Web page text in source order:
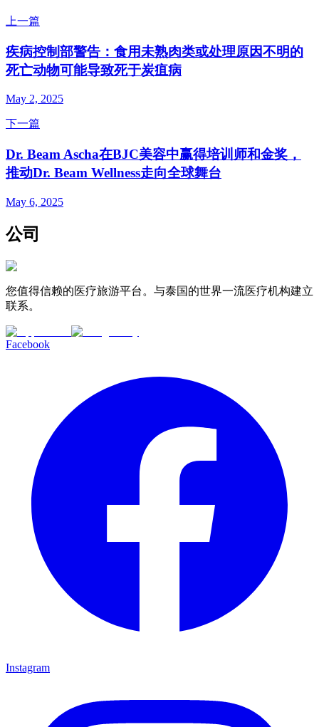
上一篇
疾病控制部警告：食用未熟肉类或处理原因不明的
死亡动物可能导致死于炭疽病
May 2, 2025
下一篇
Dr. Beam Ascha在BJC美容中赢得培训师和金奖，
推动Dr. Beam Wellness走向全球舞台
May 6, 2025
公司
您值得信赖的医疗旅游平台。与泰国的世界一流医疗机构建立
联系。
Facebook
Instagram